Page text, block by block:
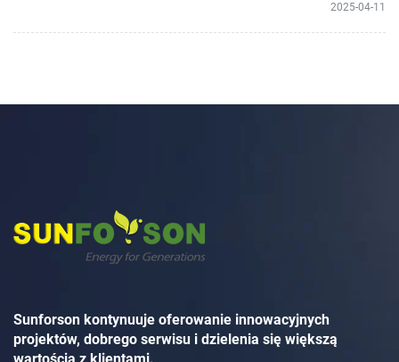
2025-04-11
Sunforson kontynuuje oferowanie innowacyjnych
projektów, dobrego serwisu i dzielenia się większą